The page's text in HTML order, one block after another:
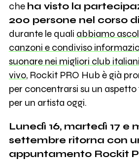
che ha visto la
200 persone nel corso
durante le quali abbiamo
canzoni e condiviso
suonare nei migliori club
vivo, Rockit PRO Hub è già
per concentrarsi su un
per un artista oggi.
Lunedì 16, martedì 17 e
settembre ritorna con
appuntamento Rockit